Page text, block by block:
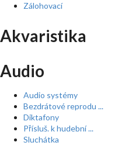
Zálohovací
Akvaristika
Audio
Audio systémy
Bezdrátové reprodu ...
Diktafony
Přísluš. k hudební ...
Sluchátka